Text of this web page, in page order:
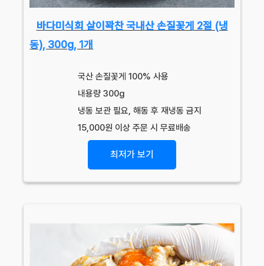
바다미식회 살이꽉찬 국내산 손질꽃게 2절 (냉
동), 300g, 1개
국산 손질꽃게 100% 사용
내용량 300g
냉동 보관 필요, 해동 후 재냉동 금지
15,000원 이상 주문 시 무료배송
최저가 보기